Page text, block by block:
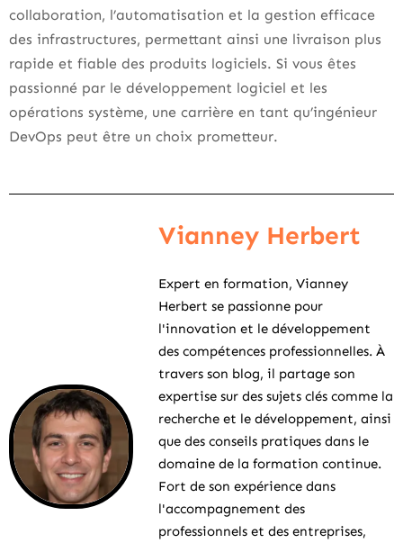
collaboration, l’automatisation et la gestion efficace
des infrastructures, permettant ainsi une livraison plus
rapide et fiable des produits logiciels. Si vous êtes
passionné par le développement logiciel et les
opérations système, une carrière en tant qu’ingénieur
DevOps peut être un choix prometteur.
Vianney Herbert
Expert en formation, Vianney
Herbert se passionne pour
l'innovation et le développement
des compétences professionnelles. À
travers son blog, il partage son
expertise sur des sujets clés comme la
recherche et le développement, ainsi
que des conseils pratiques dans le
domaine de la formation continue.
Fort de son expérience dans
l'accompagnement des
professionnels et des entreprises,